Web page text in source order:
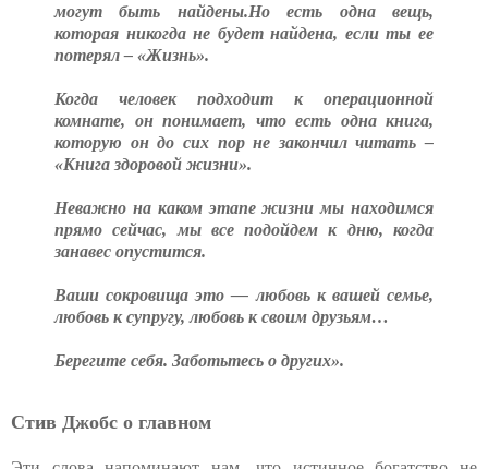
могут быть найдены.Но есть одна вещь,
которая никогда не будет найдена, если ты ее
потерял – «Жизнь».
Когда человек подходит к операционной
комнате, он понимает, что есть одна книга,
которую он до сих пор не закончил читать –
«Книга здоровой жизни».
Неважно на каком этапе жизни мы находимся
прямо сейчас, мы все подойдем к дню, когда
занавес опустится.
Ваши сокровища это — любовь к вашей семье,
любовь к супругу, любовь к своим друзьям…
Берегите себя. Заботьтесь о других».
Стив Джобс о главном